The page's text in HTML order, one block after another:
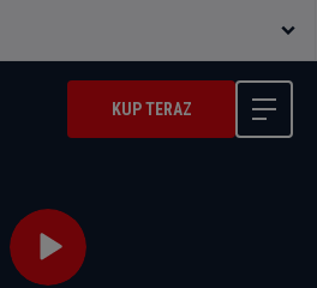
KUP TERAZ